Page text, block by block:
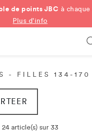
de points JBC à
Plus d'info
- FILLES 134-170
24 article(s) sur 33